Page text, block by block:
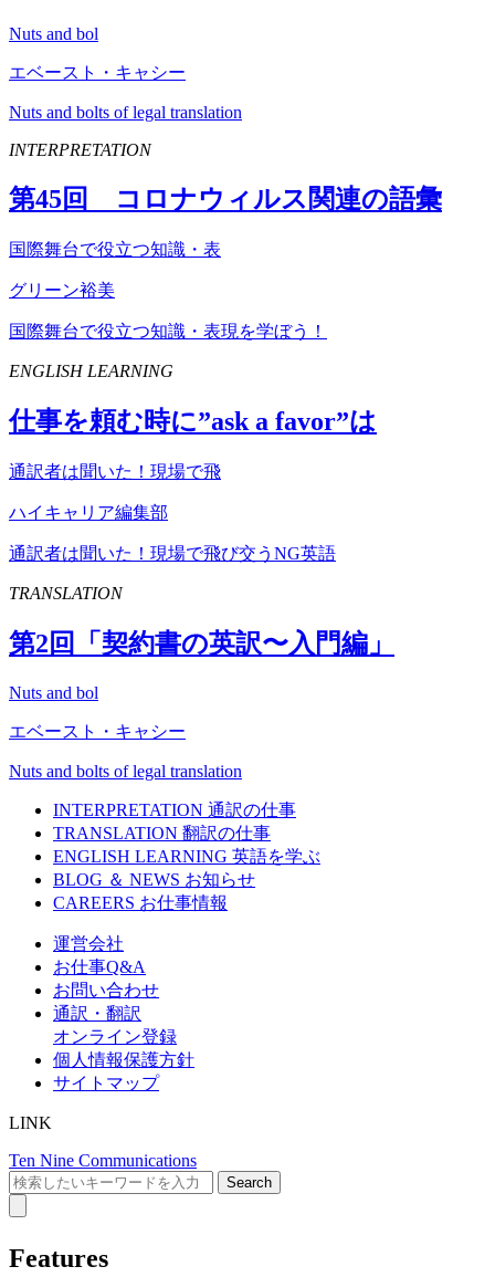
Nuts and bol
エベースト・キャシー
Nuts and bolts of legal translation
INTERPRETATION
第45回 コロナウィルス関連の語彙
国際舞台で役立つ知識・表
グリーン裕美
国際舞台で役立つ知識・表現を学ぼう！
ENGLISH LEARNING
仕事を頼む時に”ask a favor”は
通訳者は聞いた！現場で飛
ハイキャリア編集部
通訳者は聞いた！現場で飛び交うNG英語
TRANSLATION
第2回「契約書の英訳〜入門編」
Nuts and bol
エベースト・キャシー
Nuts and bolts of legal translation
INTERPRETATION 通訳の仕事
TRANSLATION 翻訳の仕事
ENGLISH LEARNING 英語を学ぶ
BLOG ＆ NEWS お知らせ
CAREERS お仕事情報
運営会社
お仕事Q&A
お問い合わせ
通訳・翻訳
オンライン登録
個人情報保護方針
サイトマップ
LINK
Ten Nine Communications
Features